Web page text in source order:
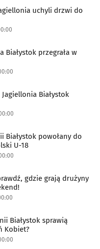
uchyli drzwi do
Białystok przegrała w
Białystok
Białystok powołany do
U-18
gdzie grają drużyny
Białystok sprawią
Kobiet?